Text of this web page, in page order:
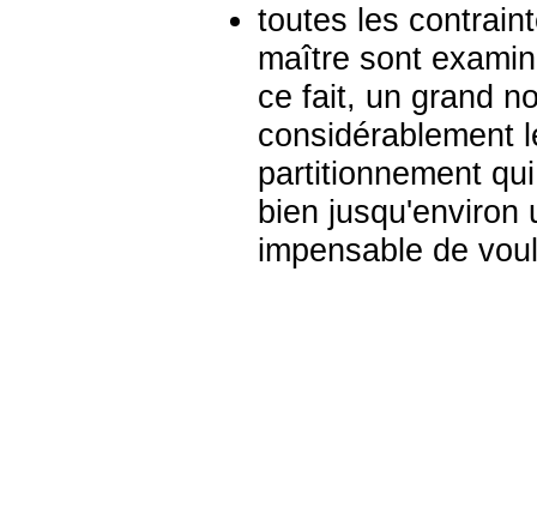
toutes les
maître sont
ce fait, un grand
considérablement
partitionnement
bien jusqu'environ
impensable de